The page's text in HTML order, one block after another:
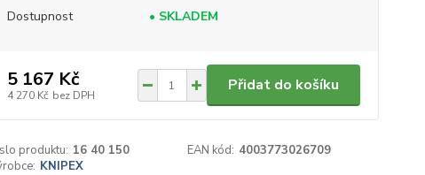
Dostupnost • SKLADEM
5 167 Kč
4 270 Kč bez DPH
Přidat do košíku
produktu: 16 40 150 EAN kód: 4003773026709
KNIPEX